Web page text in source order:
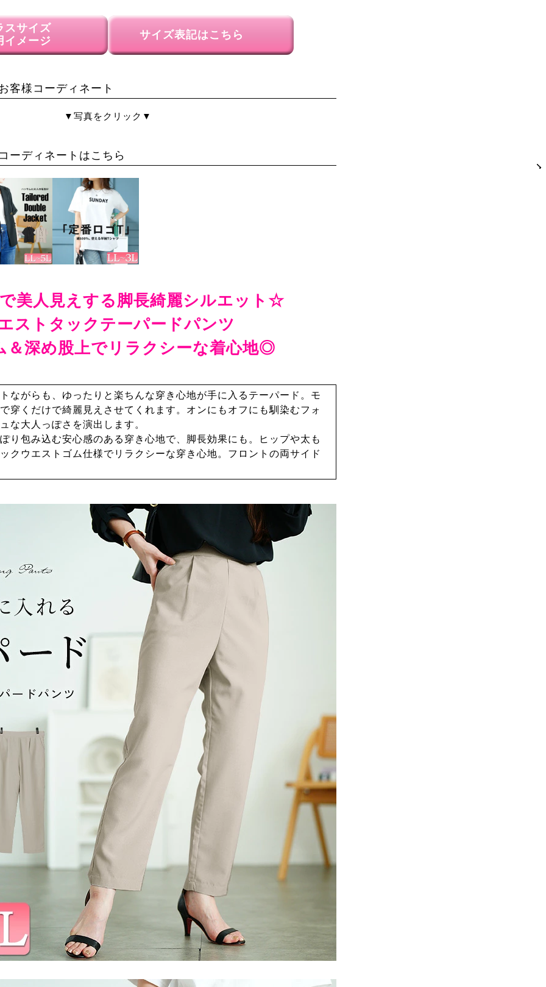
スサイズ
イメージ
サイズ表記はこちら
客様コーディネート
▼写真をクリック▼
ーディネートはこちら
美人見えする脚長綺麗シルエット☆
ストタックテーパードパンツ
＆深め股上でリラクシーな着心地◎
ながらも、ゆったりと楽ちんな穿き心地が手に入るテーパード。モ
穿くだけで綺麗見えさせてくれます。オンにもオフにも馴染むフォ
な大人っぽさを演出します。
り包み込む安心感のある穿き心地で、脚長効果にも。ヒップや太も
クウエストゴム仕様でリラクシーな穿き心地。フロントの両サイド